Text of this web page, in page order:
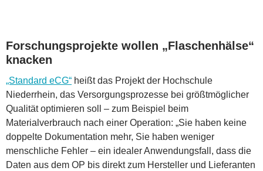
Forschungsprojekte wollen „Flaschenhälse“
knacken
„Standard eCG“ heißt das Projekt der Hochschule
Niederrhein, das Versorgungsprozesse bei größtmöglicher
Qualität optimieren soll – zum Beispiel beim
Materialverbrauch nach einer Operation: „Sie haben keine
doppelte Dokumentation mehr, Sie haben weniger
menschliche Fehler – ein idealer Anwendungsfall, dass die
Daten aus dem OP bis direkt zum Hersteller und Lieferanten